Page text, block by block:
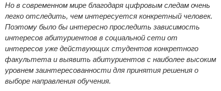
Но в современном мире благодаря цифровым следам очень
легко отследить, чем интересуется конкретный человек.
Поэтому было бы интересно проследить зависимость
интересов абитуриентов в социальной сети от
интересов уже действующих студентов конкретного
факультета и выявить абитуриентов с наиболее высоким
уровнем заинтересованности для принятия решения о
выборе направления обучения.